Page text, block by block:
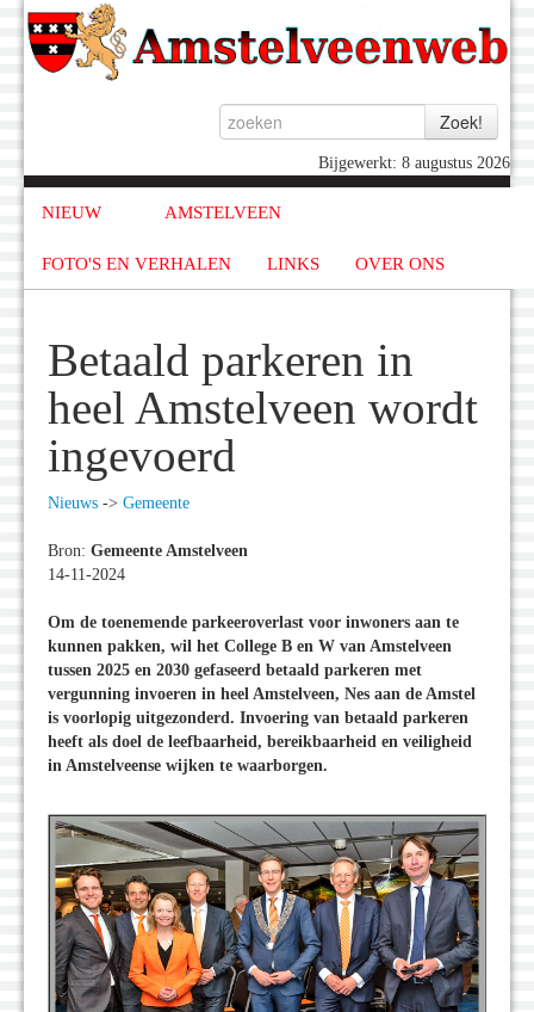
Bijgewerkt: 8 augustus 2026
NIEUW AMSTELVEEN
FOTO'S EN VERHALEN LINKS OVER ONS
Betaald parkeren in
heel Amstelveen wordt
ingevoerd
Nieuws -> Gemeente
Bron: Gemeente Amstelveen
14-11-2024
Om de toenemende parkeeroverlast voor inwoners aan te
kunnen pakken, wil het College B en W van Amstelveen
tussen 2025 en 2030 gefaseerd betaald parkeren met
vergunning invoeren in heel Amstelveen, Nes aan de Amstel
is voorlopig uitgezonderd. Invoering van betaald parkeren
heeft als doel de leefbaarheid, bereikbaarheid en veiligheid
in Amstelveense wijken te waarborgen.